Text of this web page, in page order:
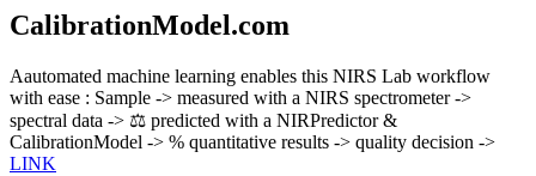
CalibrationModel.com
Aautomated machine learning enables this NIRS Lab workflow
with ease : Sample -> measured with a NIRS spectrometer ->
spectral data -> ⚖️ predicted with a NIRPredictor &
CalibrationModel -> % quantitative results -> quality decision ->
LINK